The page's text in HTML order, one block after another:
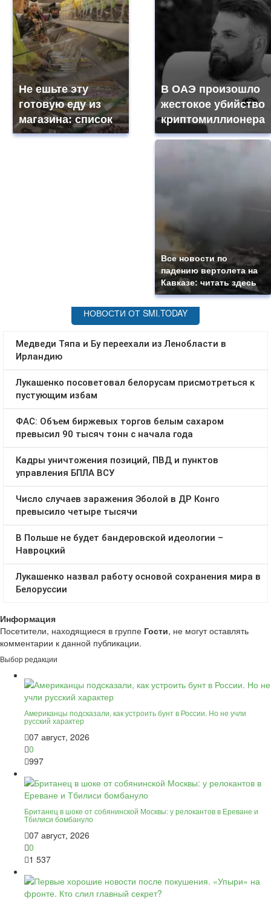
Не ешьте эту
готовую еду из
магазина: список
В ОАЭ произошло
жестокое убийство
криптомиллионера
Все новости по
падению вертолета на
Кавказе: читать здесь
Информация
Посетители, находящиеся в группе Гости, не могут оставлять
комментарии к данной публикации.
Выбор редакции
Американцы подсказали, как устроить бунт в России. Но не учли
русский характер
07 август, 2026
0
997
Британец в шоке от собянинской Москвы: у релокантов в Ереване и
Тбилиси бомбануло
07 август, 2026
0
1 537